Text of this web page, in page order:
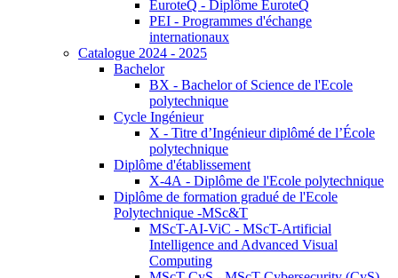
EuroteQ - Diplôme EuroteQ
PEI - Programmes d'échange
internationaux
Catalogue 2024 - 2025
Bachelor
BX - Bachelor of Science de l'Ecole
polytechnique
Cycle Ingénieur
X - Titre d’Ingénieur diplômé de l’École
polytechnique
Diplôme d'établissement
X-4A - Diplôme de l'Ecole polytechnique
Diplôme de formation gradué de l'Ecole
Polytechnique -MSc&T
MScT-AI-ViC - MScT-Artificial
Intelligence and Advanced Visual
Computing